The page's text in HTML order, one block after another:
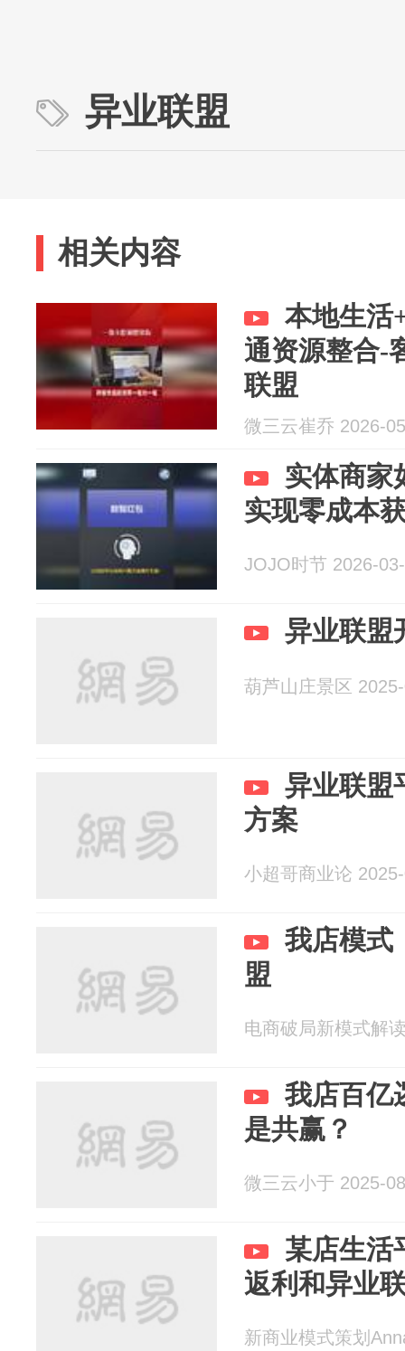
异业联盟
相关内容
本地生活
通资源整合-
联盟
微三云崔乔 2026-
实体商家
实现零成本
JOJO时节 2026-
异业联盟
葫芦山庄景区
异业联盟
方案
小超哥商业论
我店模式
盟
电商破局新模式解
我店百亿
是共赢？
微三云小于 2025-
某店生活
返利和异业
新商业模式策划